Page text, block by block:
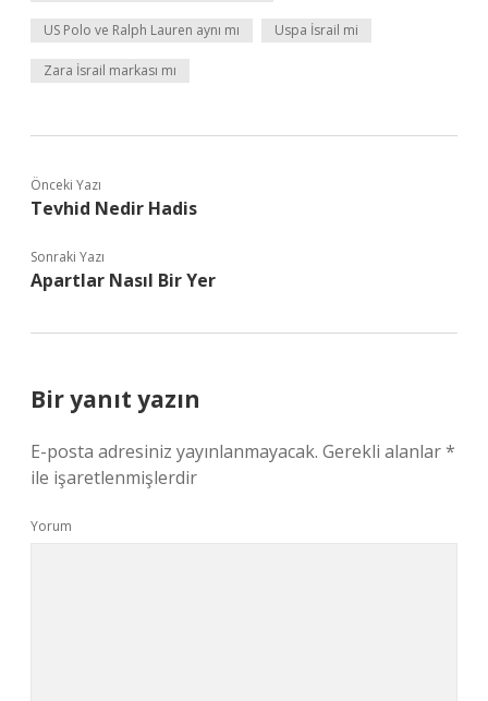
US Polo ve Ralph Lauren aynı mı Uspa İsrail mi
Zara İsrail markası mı
Önceki Yazı
Tevhid Nedir Hadis
Sonraki Yazı
Apartlar Nasıl Bir Yer
Bir yanıt yazın
E-posta adresiniz yayınlanmayacak. Gerekli alanlar*
ile işaretlenmişlerdir
Yorum